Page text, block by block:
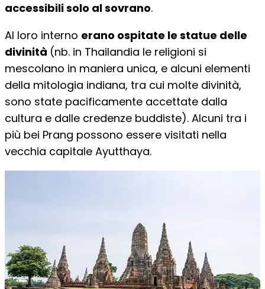
accessibili solo al sovrano.
Al loro interno erano ospitate le statue delle
divinità (nb. in Thailandia le religioni si
mescolano in maniera unica, e alcuni elementi
della mitologia indiana, tra cui molte divinità,
sono state pacificamente accettate dalla
cultura e dalle credenze buddiste). Alcuni tra i
più bei Prang possono essere visitati nella
vecchia capitale Ayutthaya.